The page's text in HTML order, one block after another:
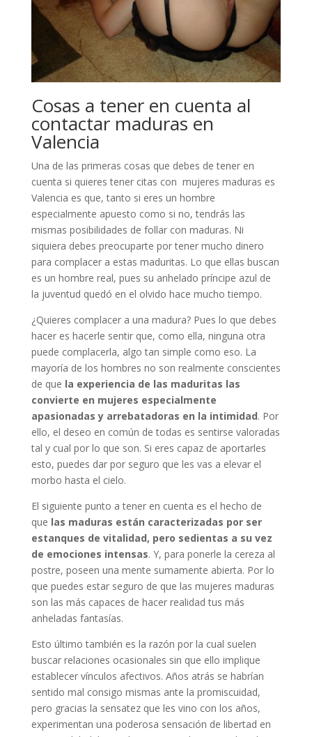
Cosas a tener en cuenta al
contactar maduras en
Valencia
Una de las primeras cosas que debes de tener en
cuenta si quieres tener citas con mujeres maduras es
Valencia es que, tanto si eres un hombre
especialmente apuesto como si no, tendrás las
mismas posibilidades de follar con maduras. Ni
siquiera debes preocuparte por tener mucho dinero
para complacer a estas maduritas. Lo que ellas buscan
es un hombre real, pues su anhelado príncipe azul de
la juventud quedó en el olvido hace mucho tiempo.
¿Quieres complacer a una madura? Pues lo que debes
hacer es hacerle sentir que, como ella, ninguna otra
puede complacerla, algo tan simple como eso. La
mayoría de los hombres no son realmente conscientes
de que la experiencia de las maduritas las
convierte en mujeres especialmente
apasionadas y arrebatadoras en la intimidad. Por
ello, el deseo en común de todas es sentirse valoradas
tal y cual por lo que son. Si eres capaz de aportarles
esto, puedes dar por seguro que les vas a elevar el
morbo hasta el cielo.
El siguiente punto a tener en cuenta es el hecho de
que las maduras están caracterizadas por ser
estanques de vitalidad, pero sedientas a su vez
de emociones intensas. Y, para ponerle la cereza al
postre, poseen una mente sumamente abierta. Por lo
que puedes estar seguro de que las mujeres maduras
son las más capaces de hacer realidad tus más
anheladas fantasías.
Esto último también es la razón por la cual suelen
buscar relaciones ocasionales sin que ello implique
establecer vínculos afectivos. Años atrás se habrían
sentido mal consigo mismas ante la promiscuidad,
pero gracias la sensatez que les vino con los años,
experimentan una poderosa sensación de libertad en